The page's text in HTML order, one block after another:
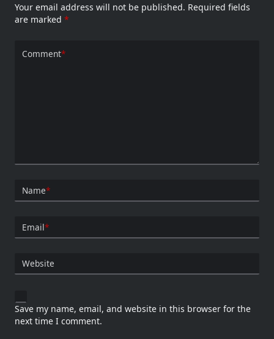
Your email address will not be published. Required fields
are marked *
Comment*
Name*
Email*
Website
Save my name, email, and website in this browser for the
next time I comment.